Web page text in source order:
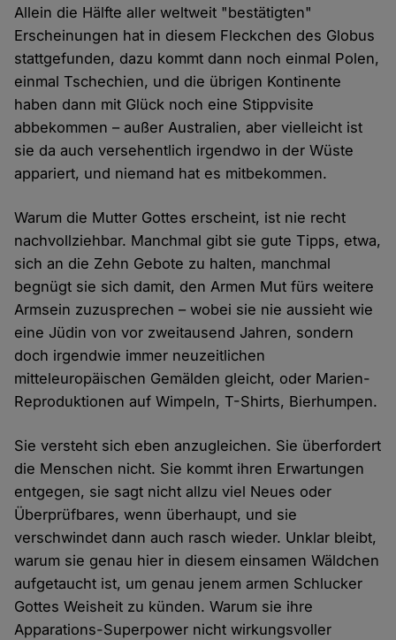
Allein die Hälfte aller weltweit "bestätigten"
Erscheinungen hat in diesem Fleckchen des Globus
stattgefunden, dazu kommt dann noch einmal Polen,
einmal Tschechien, und die übrigen Kontinente
haben dann mit Glück noch eine Stippvisite
abbekommen – außer Australien, aber vielleicht ist
sie da auch versehentlich irgendwo in der Wüste
appariert, und niemand hat es mitbekommen.
Warum die Mutter Gottes erscheint, ist nie recht
nachvollziehbar. Manchmal gibt sie gute Tipps, etwa,
sich an die Zehn Gebote zu halten, manchmal
begnügt sie sich damit, den Armen Mut fürs weitere
Armsein zuzusprechen – wobei sie nie aussieht wie
eine Jüdin von vor zweitausend Jahren, sondern
doch irgendwie immer neuzeitlichen
mitteleuropäischen Gemälden gleicht, oder Marien-
Reproduktionen auf Wimpeln, T-Shirts, Bierhumpen.
Sie versteht sich eben anzugleichen. Sie überfordert
die Menschen nicht. Sie kommt ihren Erwartungen
entgegen, sie sagt nicht allzu viel Neues oder
Überprüfbares, wenn überhaupt, und sie
verschwindet dann auch rasch wieder. Unklar bleibt,
warum sie genau hier in diesem einsamen Wäldchen
aufgetaucht ist, um genau jenem armen Schlucker
Gottes Weisheit zu künden. Warum sie ihre
Apparations-Superpower nicht wirkungsvoller